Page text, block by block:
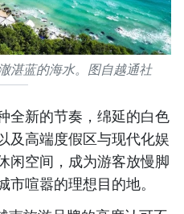
湛蓝的海水。图自越通社
全新的节奏，绵延的白色
及高端度假区与现代化娱
闲空间，成为游客放慢脚
喧嚣的理想目的地。